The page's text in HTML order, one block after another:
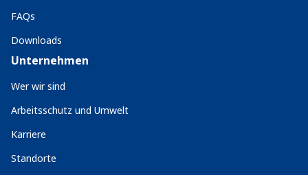
FAQs
Downloads
Unternehmen
Wer wir sind
Arbeitsschutz und Umwelt
Karriere
Standorte